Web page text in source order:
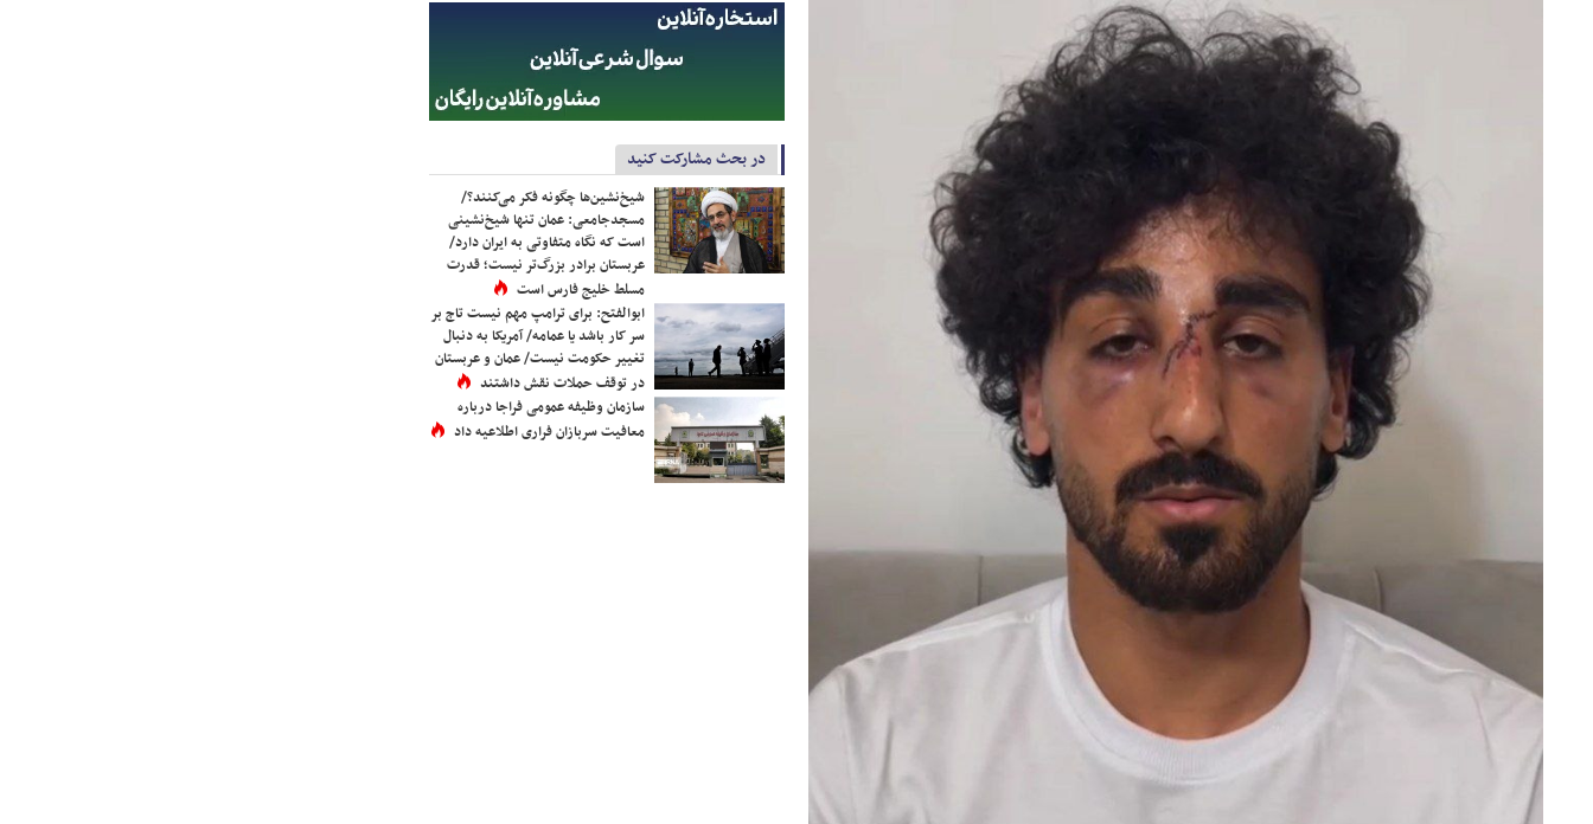
در بحث مشارکت کنید
شیخ‌نشین‌ها چگونه فکر می‌کنند؟/
مسجدجامعی: عمان تنها شیخ‌نشینی
است که نگاه متفاوتی به ایران دارد/
عربستان برادر بزرگ‌تر نیست؛ قدرت
مسلط خلیج فارس است
ابوالفتح: برای ترامپ مهم نیست تاج بر
سر کار باشد یا عمامه/ آمریکا به دنبال
تغییر حکومت نیست/ عمان و عربستان
در توقف حملات نقش داشتند
سازمان وظیفه عمومی فراجا درباره
معافیت سربازان فراری اطلاعیه داد